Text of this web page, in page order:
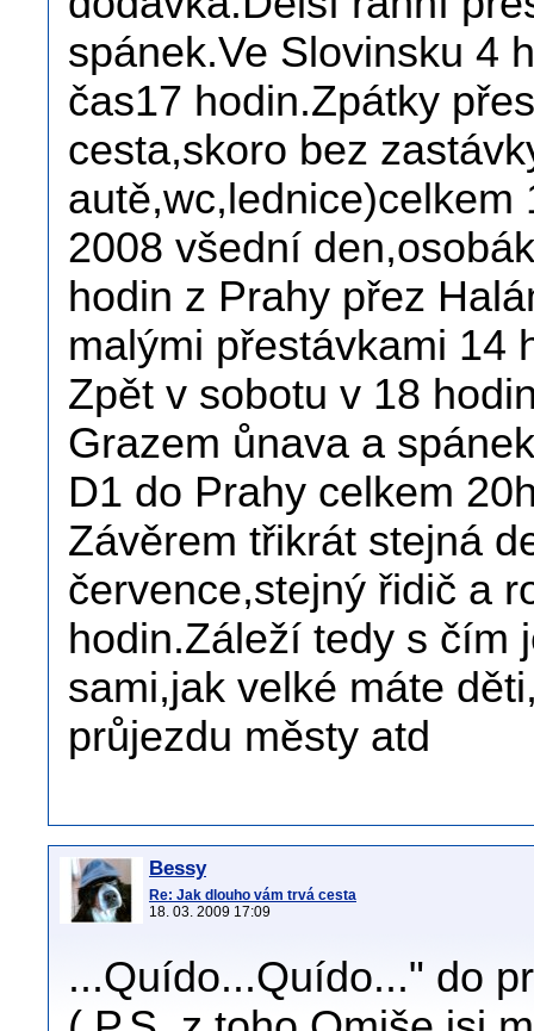
spánek.Ve Slovinsku 4
čas17 hodin.Zpátky
cesta,skoro bez
autě,wc,lednice)celkem
2008 všední
hodin z Prahy přez
malými přestávkami 14
Zpět v sobotu v 18
Grazem ůnava a
D1 do Prahy celkem
Závěrem třikrát stejná
července,stejný řidič a
hodin.Záleží tedy s čím
sami,jak velké máte
průjezdu městy atd
Bessy
Re: Jak dlouho vám trvá cesta
18. 03. 2009 17:09
...Quído...Quído..." do